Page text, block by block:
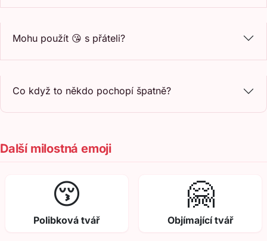
Mohu použít 😘 s přáteli?
Co když to někdo pochopí špatně?
Další milostná emoji
😚
Polibková tvář
🤗
Objímající tvář